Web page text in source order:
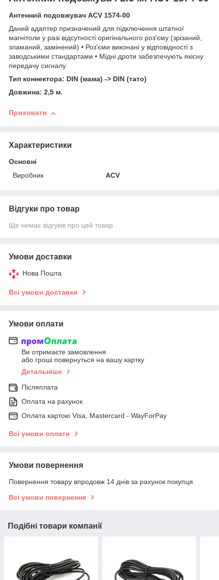
Антенний подовжувач ACV 1574-00
Даний адаптер призначений для підключення штатної
магнітоли у разі відсутності оригінального роз'єму (зрізаний,
зламаний, замінений) • Роз'єми виконані у відповідності з
заводськими стандартами • Мідні дроти забезпечують якісну
передачу сигналу
Тип коннектора: DIN (мама) -> DIN (тато)
Довжина: 2,5 м.
Приховати
Характеристики
Основні
Виробник
ACV
Відгуки про товар
Ще немає відгуків про цей товар
Умови доставки
Нова Пошта
Всі умови доставки
Умови оплати
Ви отримаєте замовлення
або гроші повернуться на вашу картку
Детальніше
Післяплата
Оплата на рахунок
Оплата картою Visa, Mastercard - WayForPay
Всі умови оплати
Умови повернення
Повернення товару впродовж 14 днів за рахунок покупця
Всі умови повернення
Подібні товари компанії